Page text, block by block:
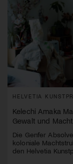
HELVETIA
Kelechi Amaka
Gewalt und Macht
Die Genfer
koloniale
den Helvetia